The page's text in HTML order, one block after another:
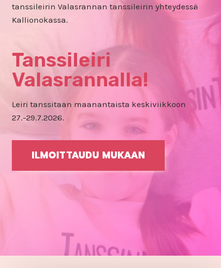
tanssileirin Valasrannan tanssileirin yhteydessä
Kallionokassa.
Tanssileiri
Valasrannalla!
Leiri tanssitaan maanantaista keskiviikkoon
27.-29.7.2026.
ILMOITTAUDU MUKAAN